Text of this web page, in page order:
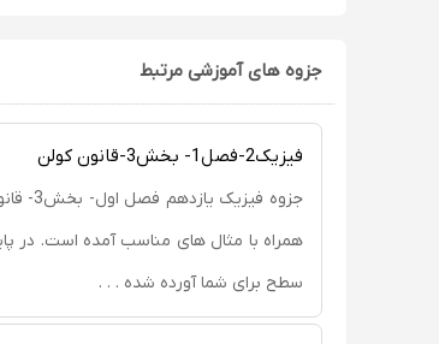
جزوه های آموزشی مرتبط
فیزیک2-فصل1- بخش3-قانون کولن
جزوه
همراه با مثال های مناسب آمده است. در
سطح برای شما آورده شده . . .